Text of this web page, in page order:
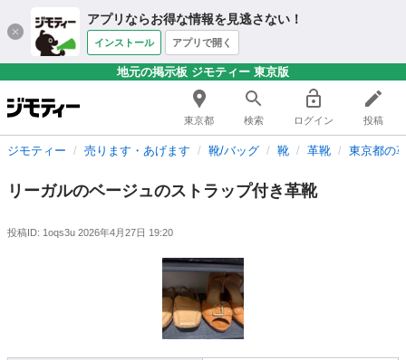
アプリならお得な情報を見逃さない！
インストール アプリで開く
地元の掲示板 ジモティー 東京版
東京都 検索 ログイン 投稿
ジモティー 売ります・あげます 靴/バッグ 靴 革靴 東京都の
リーガルのベージュのストラップ付き革靴
投稿ID: 1oqs3u 2026年4月27日 19:20